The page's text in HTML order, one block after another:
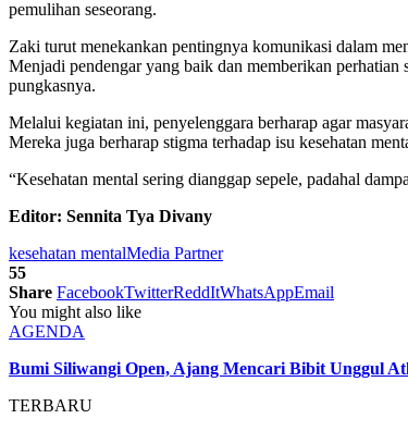
pemulihan seseorang.
Zaki turut menekankan pentingnya komunikasi dalam
Menjadi pendengar yang baik dan memberikan perhatian
pungkasnya.
Melalui kegiatan ini, penyelenggara berharap agar
Mereka juga berharap stigma terhadap isu kesehatan
“Kesehatan mental sering dianggap sepele, padahal
Editor: Sennita Tya Divany
kesehatan mentalMedia Partner
55
Share FacebookTwitterReddItWhatsAppEmail
You might also like
AGENDA
Bumi Siliwangi Open, Ajang Mencari Bibit Unggul
TERBARU